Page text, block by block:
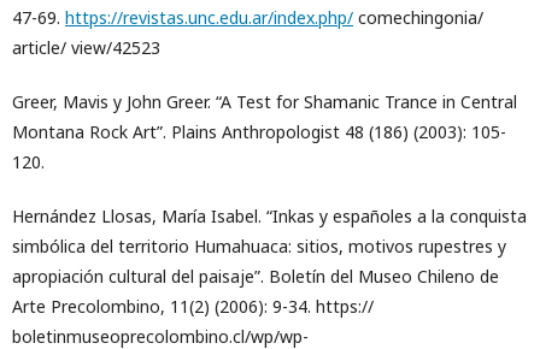
47-69. https://revistas.unc.edu.ar/index.php/ comechingonia/
article/ view/42523
Greer, Mavis y John Greer. “A Test for Shamanic Trance in Central
Montana Rock Art”. Plains Anthropologist 48 (186) (2003): 105-
120.
Hernández Llosas, María Isabel. “Inkas y españoles a la conquista
simbólica del territorio Humahuaca: sitios, motivos rupestres y
apropiación cultural del paisaje”. Boletín del Museo Chileno de
Arte Precolombino, 11(2) (2006): 9-34. https://
boletinmuseoprecolombino.cl/wp/wp-